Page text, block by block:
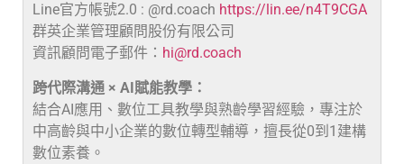
Line官方帳號2.0 : @rd.coach https://lin.ee/n4T9CGA
群英企業管理顧問股份有限公司
資訊顧問電子郵件： hi@rd.coach
跨代際溝通 × AI賦能教學：
結合AI應用、數位工具教學與熟齡學習經驗，專注於
中高齡與中小企業的數位轉型輔導，擅長從0到1建構
數位素養。